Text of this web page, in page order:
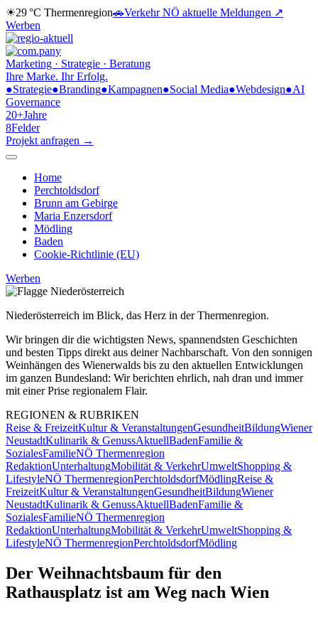
☀29 °C Thermenregion🚗Verkehr NÖ aktuelle Meldungen ↗
Werben
Marketing · Strategie · Beratung
Ihre Marke. Ihr Erfolg.
●Strategie●Branding●Kampagnen●Social Media●Webdesign●AI
Governance
20+Jahre
8Felder
Projekt anfragen →
Home
Perchtoldsdorf
Brunn am Gebirge
Maria Enzersdorf
Mödling
Baden
Cookie-Richtlinie (EU)
Werben
Niederösterreich im Blick, das Herz in der Thermenregion.
Wir bringen dir die wichtigsten News, spannendsten Geschichten
und besten Tipps direkt aus deiner Nachbarschaft. Von den sonnigen
Weinhängen des Wienerwalds bis zu den aktuellen Entwicklungen
im ganzen Bundesland: Wir berichten ehrlich, nah dran und immer
mit einer Prise regionalem Flair.
REGIONEN & RUBRIKEN
Reise & FreizeitKultur & VeranstaltungenGesundheitBildungWiener
NeustadtKulinarik & GenussAktuellBadenFamilie &
SozialesFamilieNÖ Thermenregion
RedaktionUnterhaltungMobilität & VerkehrUmweltShopping &
LifestyleNÖ ThermenregionPerchtoldsdorfMödlingReise &
FreizeitKultur & VeranstaltungenGesundheitBildungWiener
NeustadtKulinarik & GenussAktuellBadenFamilie &
SozialesFamilieNÖ Thermenregion
RedaktionUnterhaltungMobilität & VerkehrUmweltShopping &
LifestyleNÖ ThermenregionPerchtoldsdorfMödling
Der Weihnachtsbaum für den
Rathausplatz ist am Weg nach Wien